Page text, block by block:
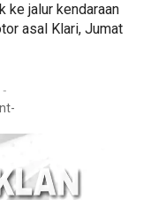
ke jalur kendaraan
asal Klari, Jumat
-